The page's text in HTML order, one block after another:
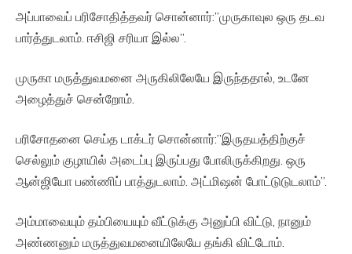
அப்பாவைப் பரிசோதித்தவர் சொன்னார்:”முருகாவுல ஒரு தடவ
பார்த்துடலாம். ஈசிஜி சரியா இல்ல”.
முருகா மருத்துவமனை அருகிலிலேயே இருந்ததால், உடனே
அழைத்துச் சென்றோம்.
பரிசோதனை செய்த டாக்டர் சொன்னார்:”இருதயத்திற்குச்
செல்லும் குழாயில் அடைப்பு இருப்பது போலிருக்கிறது. ஒரு
ஆன்ஜியோ பண்ணிப் பாத்துடலாம். அட்மிஷன் போட்டுடுடலாம்”.
அம்மாவையும் தம்பியையும் வீட்டுக்கு அனுப்பி விட்டு, நானும்
அண்ணனும் மருத்துவமனையிலேயே தங்கி விட்டோம்.